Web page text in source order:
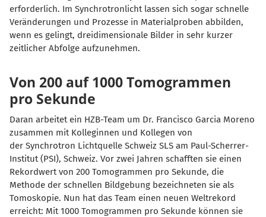
erforderlich. Im Synchrotronlicht lassen sich sogar schnelle
Veränderungen und Prozesse in Materialproben abbilden,
wenn es gelingt, dreidimensionale Bilder in sehr kurzer
zeitlicher Abfolge aufzunehmen.
Von 200 auf 1000 Tomogrammen
pro Sekunde
Daran arbeitet ein HZB-Team um Dr. Francisco Garcia Moreno
zusammen mit Kolleginnen und Kollegen von
der Synchrotron Lichtquelle Schweiz SLS am Paul-Scherrer-
Institut (PSI), Schweiz. Vor zwei Jahren schafften sie einen
Rekordwert von 200 Tomogrammen pro Sekunde, die
Methode der schnellen Bildgebung bezeichneten sie als
Tomoskopie. Nun hat das Team einen neuen Weltrekord
erreicht: Mit 1000 Tomogrammen pro Sekunde können sie